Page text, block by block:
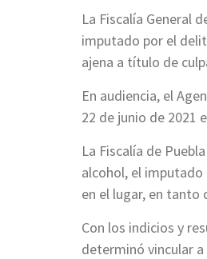
La Fiscalía General
imputado por el
ajena a título de
En audiencia, el
22 de junio de 2021
La Fiscalía de
alcohol, el imputado
en el lugar, en tanto
Con los indicios y
determinó vincular